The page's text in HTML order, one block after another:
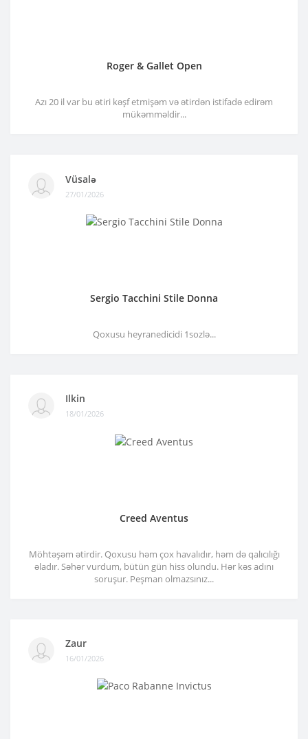
Roger & Gallet Open
Azı 20 il var bu ətiri kəşf etmişəm və ətirdən istifadə edirəm
mükəmməldir...
Vüsalə
27/01/2026
Sergio Tacchini Stile Donna
Qoxusu heyranedicidi 1sozlə...
Ilkin
18/01/2026
Creed Aventus
Möhtəşəm ətirdir. Qoxusu həm çox havalıdır, həm də qalıcılığı
əladır. Səhər vurdum, bütün gün hiss olundu. Hər kəs adını
soruşur. Peşman olmazsınız...
Zaur
16/01/2026